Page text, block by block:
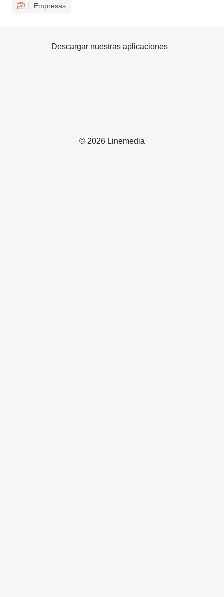
Empresas
© 2026 Linemedia
Descargar nuestras aplicaciones